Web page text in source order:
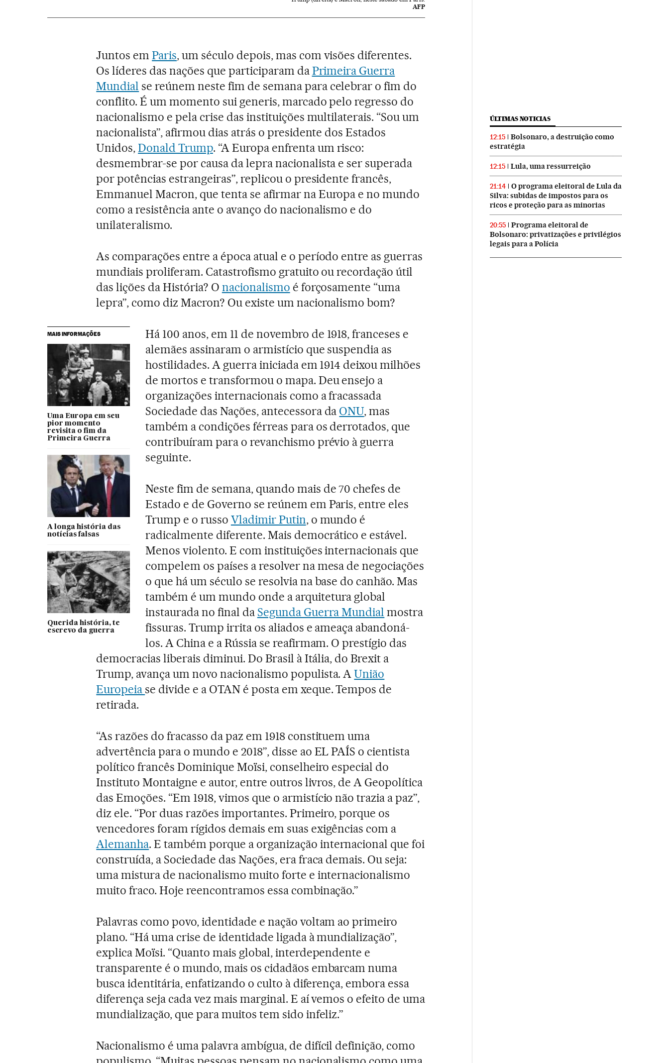
AFP
Juntos emParis, um século depois, mas com visões diferentes.
Os líderes das nações que participaram daPrimeira Guerra
Mundial se reúnem neste fim de semana para celebrar o fim do
conflito. É um momento sui generis, marcado pelo regresso do
nacionalismo e pela crise das instituições multilaterais. “Sou um
nacionalista”, afirmou dias atrás o presidente dos Estados
Unidos,Donald Trump. “A Europa enfrenta um risco:
desmembrar-se por causa da lepra nacionalista e ser superada
por potências estrangeiras”, replicou o presidente francês,
Emmanuel Macron, que tenta se afirmar na Europa e no mundo
como a resistência ante o avanço do nacionalismo e do
unilateralismo.
As comparações entre a época atual e o período entre as guerras
mundiais proliferam. Catastrofismo gratuito ou recordação útil
das lições da História? O nacionalismo é forçosamente “uma
lepra”, como diz Macron? Ou existe um nacionalismo bom?
MAIS INFORMAÇÕES
Uma Europa em seu
pior momento
revisita o fim da
Primeira Guerra
A longa história das
notícias falsas
Querida história, te
escrevo da guerra
Há 100 anos, em 11 de novembro de 1918, franceses e
alemães assinaram o armistício que suspendia as
hostilidades. A guerra iniciada em 1914 deixou milhões
de mortos e transformou o mapa. Deu ensejo a
organizações internacionais como a fracassada
Sociedade das Nações, antecessora da ONU, mas
também a condições férreas para os derrotados, que
contribuíram para o revanchismo prévio à guerra
seguinte.
Neste fim de semana, quando mais de 70 chefes de
Estado e de Governo se reúnem em Paris, entre eles
Trump e o russo Vladimir Putin, o mundo é
radicalmente diferente. Mais democrático e estável.
Menos violento. E com instituições internacionais que
compelem os países a resolver na mesa de negociações
o que há um século se resolvia na base do canhão. Mas
também é um mundo onde a arquitetura global
instaurada no final da Segunda Guerra Mundial mostra
fissuras. Trump irrita os aliados e ameaça abandoná-
los. A China e a Rússia se reafirmam. O prestígio das
democracias liberais diminui. Do Brasil à Itália, do Brexit a
Trump, avança um novo nacionalismo populista. AUnião
Europeia se divide e a OTAN é posta em xeque. Tempos de
retirada.
“As razões do fracasso da paz em 1918 constituem uma
advertência para o mundo e 2018”, disse ao EL PAÍS o cientista
político francês Dominique Moïsi, conselheiro especial do
Instituto Montaigne e autor, entre outros livros, de A Geopolítica
das Emoções. “Em 1918, vimos que o armistício não trazia a paz”,
diz ele. “Por duas razões importantes. Primeiro, porque os
vencedores foram rígidos demais em suas exigências com a
Alemanha. E também porque a organização internacional que foi
construída, a Sociedade das Nações, era fraca demais. Ou seja:
uma mistura de nacionalismo muito forte e internacionalismo
muito fraco. Hoje reencontramos essa combinação.”
Palavras como povo, identidade e nação voltam ao primeiro
plano. “Há uma crise de identidade ligada à mundialização”,
explica Moïsi. “Quanto mais global, interdependente e
transparente é o mundo, mais os cidadãos embarcam numa
busca identitária, enfatizando o culto à diferença, embora essa
diferença seja cada vez mais marginal. E aí vemos o efeito de uma
mundialização, que para muitos tem sido infeliz.”
Nacionalismo é uma palavra ambígua, de difícil definição, como
ÚLTIMAS NOTICIAS
12:15
Bolsonaro, a destruição como
estratégia
12:15 Lula, uma ressurreição
21:14
O programa eleitoral de Lula da
Silva: subidas de impostos para os
ricos e proteção para as minorias
20:55
Programa eleitoral de
Bolsonaro: privatizações e privilégios
legais para a Polícia